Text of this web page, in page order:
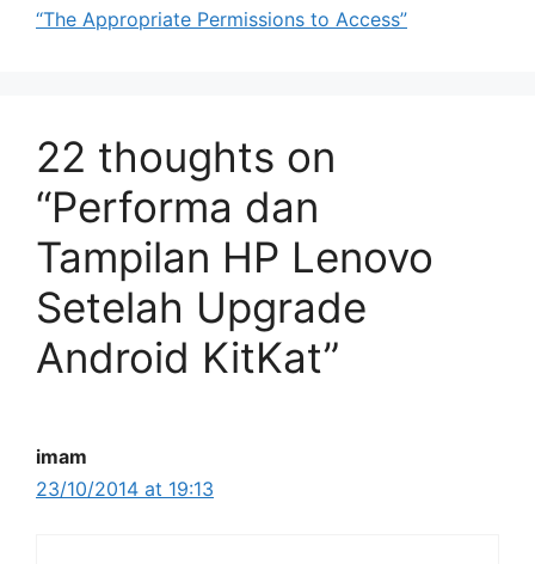
“The Appropriate Permissions to Access”
22 thoughts on
“Performa dan
Tampilan HP Lenovo
Setelah Upgrade
Android KitKat”
imam
23/10/2014 at 19:13